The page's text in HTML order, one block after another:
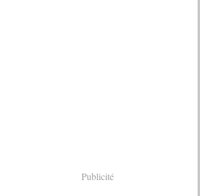
Publicité